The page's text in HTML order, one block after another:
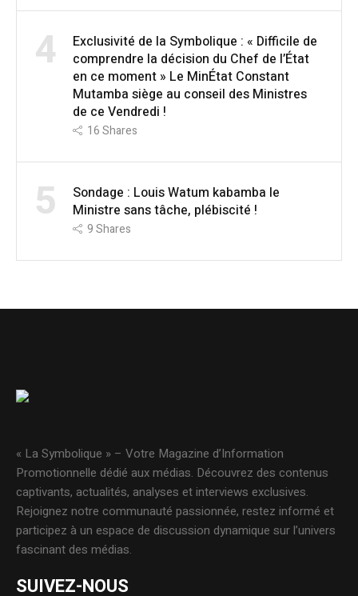
4
Exclusivité de la Symbolique : « Difficile de
comprendre la décision du Chef de l’État
en ce moment » Le MinÉtat Constant
Mutamba siège au conseil des Ministres
de ce Vendredi !
16Shares
5
Sondage : Louis Watum kabamba le
Ministre sans tâche, plébiscité !
9Shares
« La Symbolique » – Votre Magazine d’Information
Promotionnelle dédié aux médias. Découvrez des contenus
captivants, actualités, analyses et interviews exclusives.
Rejoignez notre communauté passionnée, restez informé et
participez à un espace de discussion dynamique sur l’univers
fascinant des médias.
SUIVEZ-NOUS